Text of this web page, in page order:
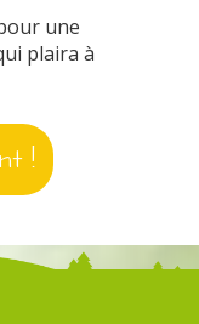
une
plaira à
!